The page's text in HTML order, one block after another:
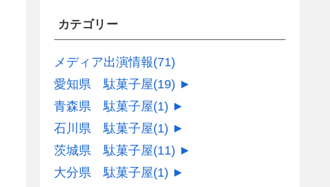
カテゴリー
メディア出演情報(71)
愛知県 駄菓子屋(19) ►
青森県 駄菓子屋(1) ►
石川県 駄菓子屋(1) ►
茨城県 駄菓子屋(11) ►
大分県 駄菓子屋(1) ►